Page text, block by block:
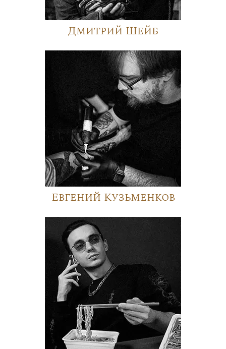
Дмитрий Шейб
Евгений Кузьменков